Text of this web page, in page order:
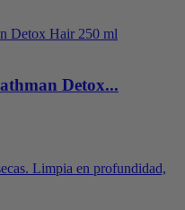
Detox...
Limpia en profundidad,